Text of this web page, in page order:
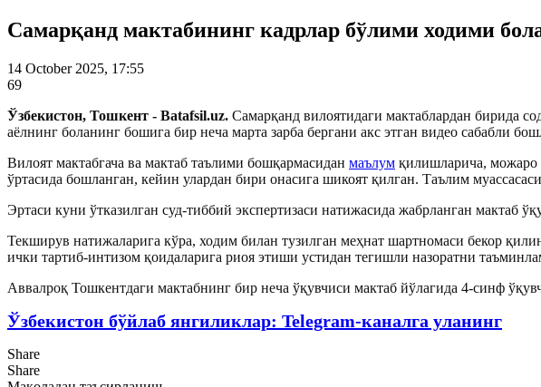
Самарқанд мактабининг кадрлар бўлими ходими
14 October 2025, 17:55
69
Ўзбекистон, Тошкент - Batafsil.uz. Самарқанд вилоятидаги мактаблардан бирида
аёлнинг боланинг бошига бир неча марта зарба бергани акс этган видео сабабли
Вилоят мактабгача ва мактаб таълими бошқармасидан маълум қилишларича, можаро
ўртасида бошланган, кейин улардан бири онасига шикоят қилган. Таълим
Эртаси куни ўтказилган суд-тиббий экспертизаси натижасида жабрланган мактаб
Текширув натижаларига кўра, ходим билан тузилган меҳнат шартномаси бекор
ички тартиб-интизом қоидаларига риоя этиши устидан тегишли назоратни
Аввалроқ Тошкентдаги мактабнинг бир неча ўқувчиси мактаб йўлагида 4-синф
Ўзбекистон бўйлаб янгиликлар: Telegram-каналга уланинг
Share
Share